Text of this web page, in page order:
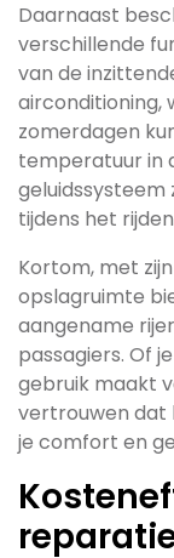
Daarnaast
verschillende
van de
airconditioning,
zomerdagen
temperatuur in
tijdens het
Kortom, met
opslagruimte
aangename
passagiers. Of
gebruik maakt
vertrouwen dat
je comfort en